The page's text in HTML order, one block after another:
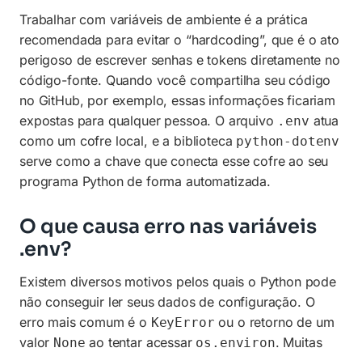
Trabalhar com variáveis de ambiente é a prática
recomendada para evitar o “hardcoding”, que é o ato
perigoso de escrever senhas e tokens diretamente no
código-fonte. Quando você compartilha seu código
no GitHub, por exemplo, essas informações ficariam
expostas para qualquer pessoa. O arquivo .env atua
como um cofre local, e a biblioteca python-dotenv
serve como a chave que conecta esse cofre ao seu
programa Python de forma automatizada.
O que causa erro nas variáveis
.env?
Existem diversos motivos pelos quais o Python pode
não conseguir ler seus dados de configuração. O
erro mais comum é o KeyError ou o retorno de um
valor None ao tentar acessar os.environ. Muitas